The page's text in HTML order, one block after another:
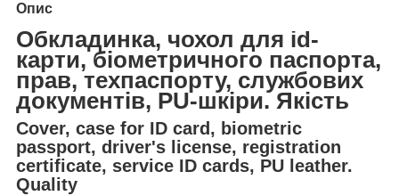
Опис
Обкладинка, чохол для id-
карти, біометричного паспорта,
прав, техпаспорту, службових
документів, PU-шкіри. Якість
Cover, case for ID card, biometric
passport, driver's license, registration
certificate, service ID cards, PU leather.
Quality